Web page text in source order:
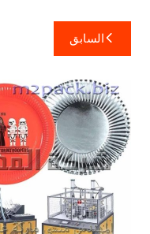
تصفّح
المقالات
السابق